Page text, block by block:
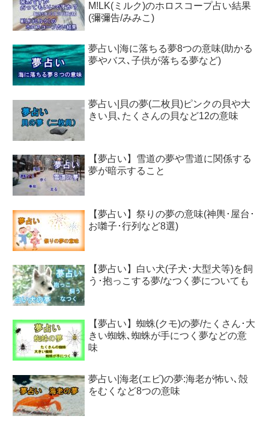
M!LK(ミルク)のホロスコープ占い結果
(彌彌告/みみこ)
夢占い|海に落ちる夢8つの意味(助かる
夢やバス､子供が落ちる夢など)
夢占い|貝の夢(二枚貝)ピンクの貝や大
きい貝､たくさんの貝など12の意味
【夢占い】雪道の夢や雪道に関係する
夢が暗示すること
【夢占い】祭りの夢の意味(神輿･屋台･
お囃子･行列など8選)
【夢占い】白い犬(子犬･大型犬等)を飼
う･抱っこする夢/なつく夢についても
【夢占い】蜘蛛(クモ)の夢/たくさん･大
きい蜘蛛､蜘蛛が手につく夢などの意
味
夢占い|海老(エビ)の夢:海老が怖い､殻
をむくなど8つの意味